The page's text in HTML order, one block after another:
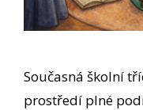
Současná školní
prostředí plné